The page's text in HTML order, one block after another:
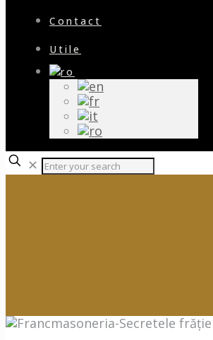
Contact
Utile
✕